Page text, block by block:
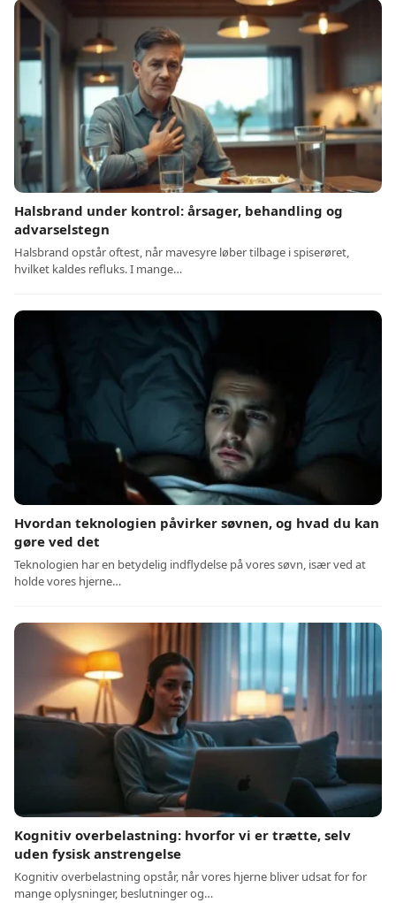
Halsbrand under kontrol: årsager, behandling og
advarselstegn
Halsbrand opstår oftest, når mavesyre løber tilbage i spiserøret,
hvilket kaldes refluks. I mange…
Hvordan teknologien påvirker søvnen, og hvad du kan
gøre ved det
Teknologien har en betydelig indflydelse på vores søvn, især ved at
holde vores hjerne…
Kognitiv overbelastning: hvorfor vi er trætte, selv
uden fysisk anstrengelse
Kognitiv overbelastning opstår, når vores hjerne bliver udsat for for
mange oplysninger, beslutninger og…